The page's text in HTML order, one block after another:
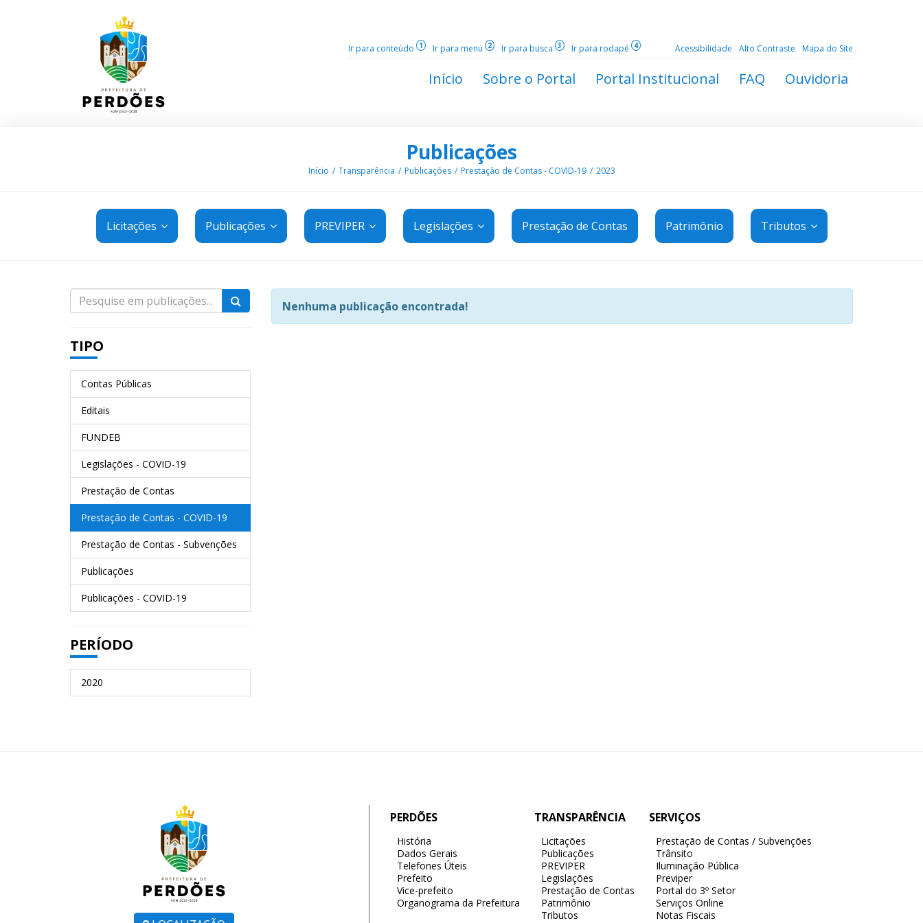
Ir para conteúdo 1 Ir para menu 2 Ir para busca 3 Ir para rodapé 4 Acessibilidade Alto Contraste Mapa do Site
Início Sobre o Portal Portal Institucional FAQ Ouvidoria
Publicações
Início Transparência Publicações Prestação de Contas - COVID-19 2023
Licitações Publicações PREVIPER Legislações Prestação de Contas Patrimônio Tributos
TIPO
Contas Públicas
Editais
FUNDEB
Legislações - COVID-19
Prestação de Contas
Prestação de Contas - COVID-19
Prestação de Contas - Subvenções
Publicações
Publicações - COVID-19
PERÍODO
2020
Nenhuma publicação encontrada!
PERDÕES
História
Dados Gerais
Telefones Úteis
Prefeito
Vice-prefeito
Organograma da Prefeitura
TRANSPARÊNCIA
Licitações
Publicações
PREVIPER
Legislações
Prestação de Contas
Patrimônio
Tributos
SERVIÇOS
Prestação de Contas / Subvenções
Trânsito
Iluminação Pública
Previper
Portal do 3º Setor
Serviços Online
Notas Fiscais